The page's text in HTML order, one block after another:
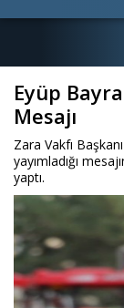
Eyüp
Mesajı
Zara Vakfı
yayımladığı
yaptı.